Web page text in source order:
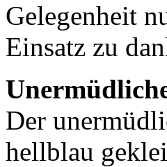
Gelegenheit
Einsatz zu
Der
hellblau